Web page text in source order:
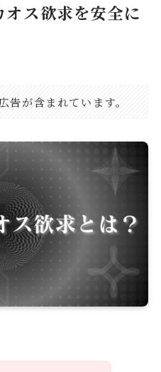
ス欲求を安全に
告が含まれています。